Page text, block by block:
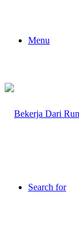
Menu
Search for